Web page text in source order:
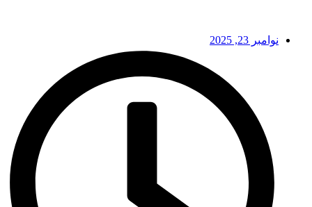
نوامبر 23, 2025